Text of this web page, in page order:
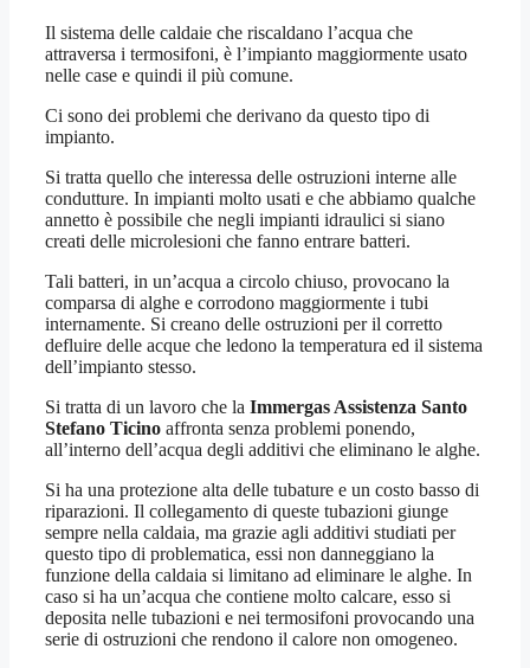
Il sistema delle caldaie che riscaldano l’acqua che
attraversa i termosifoni, è l’impianto maggiormente usato
nelle case e quindi il più comune.
Ci sono dei problemi che derivano da questo tipo di
impianto.
Si tratta quello che interessa delle ostruzioni interne alle
condutture. In impianti molto usati e che abbiamo qualche
annetto è possibile che negli impianti idraulici si siano
creati delle microlesioni che fanno entrare batteri.
Tali batteri, in un’acqua a circolo chiuso, provocano la
comparsa di alghe e corrodono maggiormente i tubi
internamente. Si creano delle ostruzioni per il corretto
defluire delle acque che ledono la temperatura ed il sistema
dell’impianto stesso.
Si tratta di un lavoro che la Immergas Assistenza Santo
Stefano Ticino affronta senza problemi ponendo,
all’interno dell’acqua degli additivi che eliminano le alghe.
Si ha una protezione alta delle tubature e un costo basso di
riparazioni. Il collegamento di queste tubazioni giunge
sempre nella caldaia, ma grazie agli additivi studiati per
questo tipo di problematica, essi non danneggiano la
funzione della caldaia si limitano ad eliminare le alghe. In
caso si ha un’acqua che contiene molto calcare, esso si
deposita nelle tubazioni e nei termosifoni provocando una
serie di ostruzioni che rendono il calore non omogeneo.